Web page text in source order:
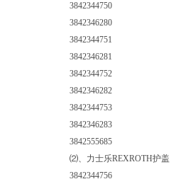
3842344750
3842346280
3842344751
3842346281
3842344752
3842346282
3842344753
3842346283
3842555685
⑵、力士乐REXROTH护盖
3842344756